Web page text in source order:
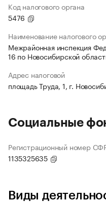
Код налогового органа
5476
Наименование налогового
Межрайонная инспекция
16 по Новосибирской
Адрес налоговой
площадь Труда, 1, г.
Социальные
Регистрационный номер
1135325635
Виды